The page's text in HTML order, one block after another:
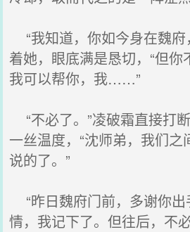
“我知道，你如今身在魏府
着她，眼底满是恳切，“但你
我可以帮你，我……”
“不必了。”凌破霜直接打
一丝温度，“沈师弟，我们
说的了。”
“昨日魏府门前，多谢你出
情，我记下了。但往后，不